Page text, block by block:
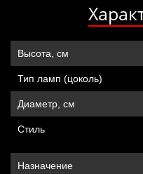
Высота, см
Тип ламп (цоколь)
Диаметр, см
Стиль
Назначение